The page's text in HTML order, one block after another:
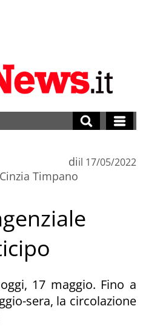
di
Cinzia Timpano
il 17/05/2022
17 maggio. Fino a
sera, la circolazione